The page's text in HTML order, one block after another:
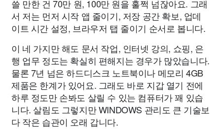
쓸 만한 건 70만 원, 100만 원을 훌쩍 넘잖아요. 그래
서 저는 먼저 시작 앱 줄이기, 저장 공간 확보, 업데
이트 시간 설정, 브라우저 탭 줄이기 순서로 봅니다.
이 네 가지만 해도 문서 작업, 인터넷 강의, 쇼핑, 은
행 업무 정도는 확실히 편해지는 경우가 많았습니다.
물론 7년 넘은 하드디스크 노트북이나 메모리 4GB
제품은 한계가 있어요. 그래도 바로 지갑 열기 전에
하루 정도만 손봐도 살릴 수 있는 컴퓨터가 꽤 있습
니다. 살림도 그렇지만 WINDOWS 관리도 큰 기술보
다 작은 습관이 오래 갑니다.